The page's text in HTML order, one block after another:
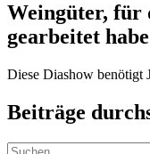
Weingüter, für
gearbeitet
Diese Diashow benötigt
Beiträge
Suchen